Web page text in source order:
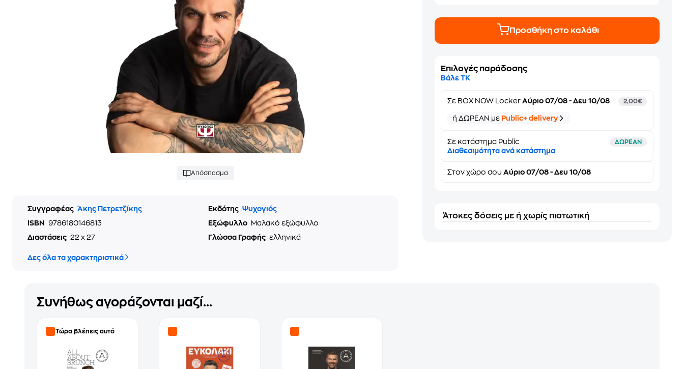
Απόσπασμα
Συγγραφέας Άκης Πετρετζίκης Εκδότης Ψυχογιός
ISBN
9786180146813 Εξώφυλλο
Μαλακό εξώφυλλο
Διαστάσεις 22 x 27 Γλώσσα Γραφής ελληνικά
Δες όλα τα χαρακτηριστικά
Προσθήκη στο καλάθι
Επιλογές παράδοσης
Βάλε ΤΚ
Σε BOX NOW Locker Αύριο 07/08 - Δευ 10/08 2,00€
ή ΔΩΡΕΑΝ με Public+ delivery
Σε κατάστημα Public ΔΩΡΕΑΝ
Διαθεσιμότητα ανά κατάστημα
Στονχώρο σου Αύριο 07/08 - Δευ 10/08
Άτοκες δόσεις με ή χωρίς πιστωτική
Συνήθως αγοράζονται μαζί...
Τώρα βλέπεις αυτό